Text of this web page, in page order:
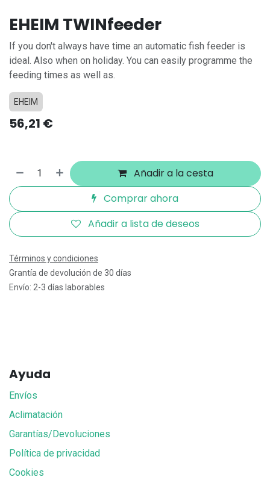
EHEIM TWINfeeder
If you don't always have time an automatic fish feeder is
ideal. Also when on holiday. You can easily programme the
feeding times as well as.
EHEIM
56,21 €
Añadir a la cesta
Comprar ahora
Añadir a lista de deseos
Términos y condiciones
Grantía de devolución de 30 días
Envío: 2-3 días laborables
Ayuda
Envíos
Aclimatación
Garantías/Devoluciones
Política de privacidad
Cookies